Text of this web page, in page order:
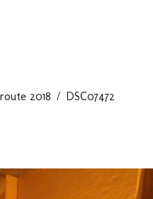
2018 DSC07472